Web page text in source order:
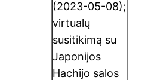
(2023-05-08);
virtualų
susitikimą su
Japonijos
Hachijo salos